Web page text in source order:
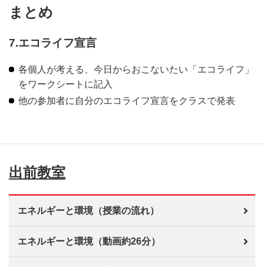
まとめ
7.エコライフ宣言
各個人が考える、今日からおこないたい「エコライフ」
をワークシートに記入
他の参加者に自分のエコライフ宣言をクラスで発表
出前教室
エネルギーと環境（授業の流れ）
エネルギーと環境（動画約26分）